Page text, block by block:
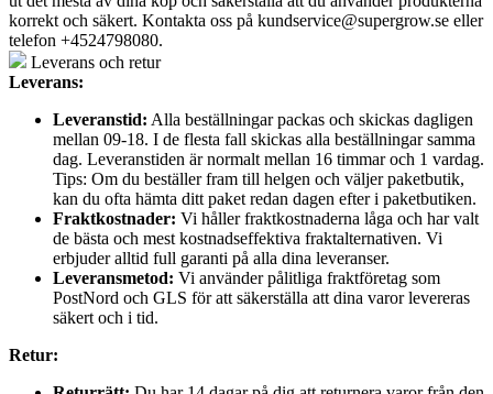
korrekt och säkert. Kontakta oss på kundservice@supergrow.se eller
telefon +4524798080.
Leverans och retur
Leverans:
Leveranstid: Alla beställningar packas och skickas dagligen
mellan 09-18. I de flesta fall skickas alla beställningar samma
dag. Leveranstiden är normalt mellan 16 timmar och 1 vardag.
Tips: Om du beställer fram till helgen och väljer paketbutik,
kan du ofta hämta ditt paket redan dagen efter i paketbutiken.
Fraktkostnader: Vi håller fraktkostnaderna låga och har valt
de bästa och mest kostnadseffektiva fraktalternativen. Vi
erbjuder alltid full garanti på alla dina leveranser.
Leveransmetod: Vi använder pålitliga fraktföretag som
PostNord och GLS för att säkerställa att dina varor levereras
säkert och i tid.
Retur: